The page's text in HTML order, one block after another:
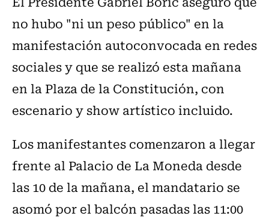
no hubo "ni un peso público" en la
manifestación autoconvocada en redes
sociales y que se realizó esta mañana
en la Plaza de la Constitución, con
escenario y show artístico incluido.
Los manifestantes comenzaron a llegar
frente al Palacio de La Moneda desde
las 10 de la mañana, el mandatario se
asomó por el balcón pasadas las 11:00